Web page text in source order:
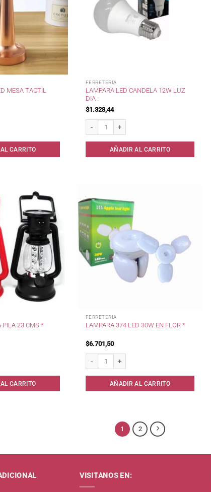
MESA TACTIL
Tactil USB 20cm * cantidad
CARRITO
FERRETERIA
LAMPARA LED CANDELA 12W LUZ
DIA .
$1.328,44
Lampara Led Candela 12W Luz Dia . cantidad
AÑADIR AL CARRITO
PILA 23 CMS *
23 cms * cantidad
CARRITO
FERRETERIA
LAMPARA 374 LED 30W EN FLOR *
$6.701,50
Lampara 374 Led 30W en Flor * cantidad
AÑADIR AL CARRITO
1 2
VISITANOS EN: